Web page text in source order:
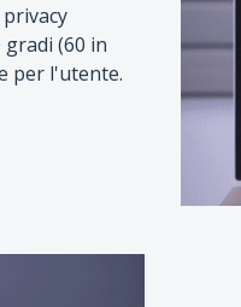
(60 in
per l'utente.